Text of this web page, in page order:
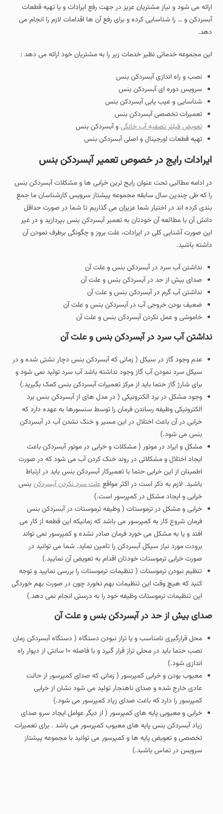
ارائه می شود و نیاز مشتریان عزیز در جهت رفع ایرادات و یا تهیه قطعات
آبسردکن و … را شناسایی کرده و برای رفع آن ها اقدامات لازم را انجام می
دهد.
این مجموعه خدماتی نظیر خدمات زیر را به مشتریان خود ارائه می دهد :
نصب و راه اندازی آبسردکن بنس
سرویس دوره ای آبسردکن بنس
شناسایی و عیب یابی آبسردکن بنس
تعمیرات تخصصی آبسردکن بنس
تعویض فیلتر تصفیه آب خانگیو آبسردکن بنس
تهیه قطعات اورجینال و اصلی آبسردکن بنس
ایرادات رایج در خصوص تعمیر آبسردکن بنس
در ادامه مطالبی تحت عنوان رایج ترین خرابی ها و مشکلات آبسردکن بنس
را که طی چندین سال سابقه مجموعه پیشتاز سرویس کارشناسان ما جمع
بندی کرده اند در اختیار شما عزیزان می گذاریم تا شما در صورت حداقل
دانش آن با مطالعه آن خودتان به تعمیر آبسردکن بنس بپردازید و در غیر
این صورت آشنایی کلی در ایرادات، علت بروز و چگونگی برطرف نمودن آن
داشته باشید.
نداشتن آب سرد در آبسردکن بنس و علت آن
صدای بیش از حد در آبسردکن بنس و علت آن
نداشتن آب گرم در آبسردکن بنس و علت آن
ضعیف بودن خروجی آب در آبسردکن بنس و علت آن
خاموشی و عمل نکردن آبسردکن بنس و علت آن
نداشتن آب سرد در آبسردکن بنس و علت آن
عدم وجود گاز در سیکل ( زمانی که آبسردکن بنس دچار نشتی شده و در
سیکل سرد نمودن آب گاز وجود نداشته باشد آب سرد تولید نمی شود و
برای شارژ گاز حتما باید از مرکز تعمیرات آبسردکن بنس کمک بگیرید.)
وجود مشکل در برد الکترونیکی ( در مدل های از آبسردکن بنس برد
الکترونیکی وظیفه رساندن فرمان را توسط سنسورها به عهده دارد که
خرابی در آن باعث اختلال در این مسیر و خنک نشدن آب در آبسردکن
بنس می شود.)
مشکل و ایراد در موتور ( مشکلات و خرابی در موتور آبسردکن باعث
ایجاد اختلال و مشکلاتی در روند خنک کردن آب می شود که در صورت
اطمینان از این خرابی حتما با تعمیرکار آبسردکن بنس باید در ارتباط
باشید. لازم به ذکر است در اکثر مواقععلت سرد نکردن آبسردکنبنس
خرابی و ایجاد مشکل در کمپرسور است.)
خرابی و مشکل در ترموستات ( وظیفه ترموستات در آبسردکن بنس
فرمان شروع کار به کمپرسور می باشد که زمانیکه این قطعه از کار می
افتد و یا به مشکل می خورد فرمان صادر نشده و کمپرسور نمی تواند
برودت مورد نیاز سیکل آبسردکن را تامین نماید. شما می توانید در
صورت خرابی ترموستات خودتان اقدام به تعویض آن نمایید.)
تنظیم نبودن ترموستات ( تنظیمات ترموستات را بررسی نمایید و توجه
کنید که هیچ وقت این تنظیمات بهم نخورد چون در صورت بهم خوردگی
این تنظیمات ترموستات وظیفه خود را به درستی انجام نمی دهد.)
صدای بیش از حد در آبسردکن بنس و علت آن
محل قرارگیری نامناسب و یا تراز نبودن دستگاه ( دستگاه آبسردکن زمان
نصب حتما باید در محلی تراز قرار گیرد و با فاصله ۱۰ سانتی از دیوار راه
اندازی شود.)
معیوب بودن و خرابی کمپرسور ( زمانی که صدای کمپرسور از حالت
عادی خارج شده و صدای ناهنجار تولید می شود نشان از خرابی
کمپرسور را دارد که باعث صدای زیاد کمپرسور می شود.)
خرابی و معیوبی پایه های کمپرسور ( از دیگر عوامل ایجاد سرو صدای
زیاد آبسردکن بنس پایه های معیوب کمپرسور می باشد . برای تعمیرات
تخصصی و تعویض پایه ها و کمپرسور می توانید با مجموعه پیشتاز
سرویس در تماس باشید.)